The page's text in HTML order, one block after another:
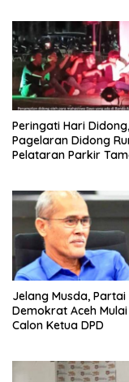
Peringati Hari Didong,
Pagelaran Didong
Pelataran Parkir
Jelang Musda, Partai
Demokrat Aceh
Calon Ketua DPD